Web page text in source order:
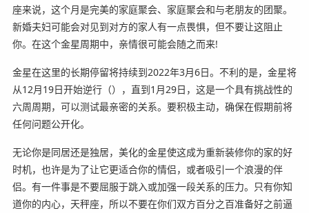
座来说，这个月是完美的家庭聚会、家庭聚会和与老朋友的团聚。
新婚夫妇可能会对见到对方的家人有一点畏惧，但不要让这阻止
你。在这个金星周期中，亲情很可能会随之而来!
金星在这里的长期停留将持续到2022年3月6日。不利的是，金星将
从12月19日开始逆行（），直到1月29日，这是一个具有挑战性的
六周周期，可以测试最亲密的关系。要积极主动，确保在假期前将
任何问题公开化。
无论你是同居还是独居，美化的金星使这成为重新装修你的家的好
时机，也许是为了让它更适合你的情侣，或者吸引一个浪漫的伴
侣。有一件事是不要屈服于跳入或加强一段关系的压力。只有你知
道你的内心，天秤座，所以不要在你们双方百分之百准备好之前逼